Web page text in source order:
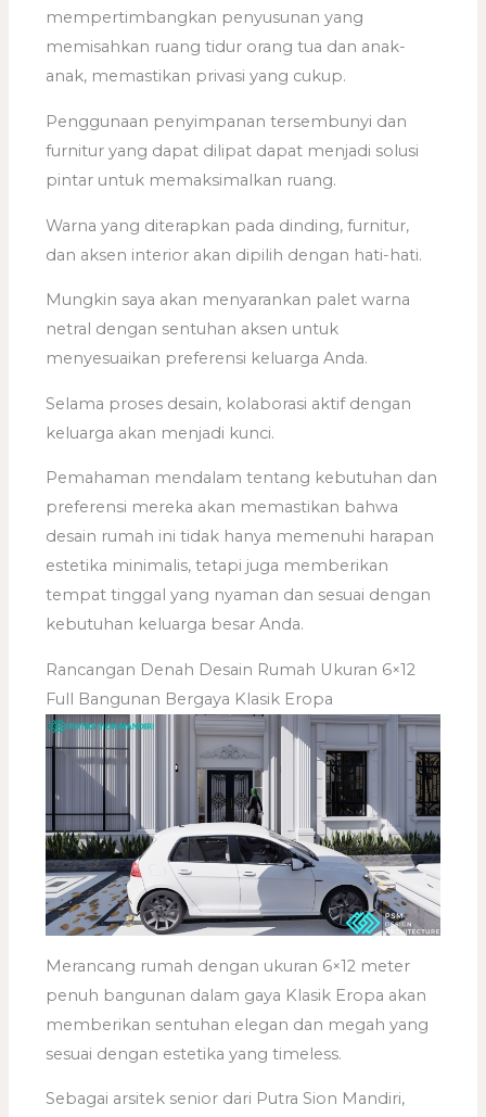
mempertimbangkan penyusunan yang
memisahkan ruang tidur orang tua dan anak-
anak, memastikan privasi yang cukup.
Penggunaan penyimpanan tersembunyi dan
furnitur yang dapat dilipat dapat menjadi solusi
pintar untuk memaksimalkan ruang.
Warna yang diterapkan pada dinding, furnitur,
dan aksen interior akan dipilih dengan hati-hati.
Mungkin saya akan menyarankan palet warna
netral dengan sentuhan aksen untuk
menyesuaikan preferensi keluarga Anda.
Selama proses desain, kolaborasi aktif dengan
keluarga akan menjadi kunci.
Pemahaman mendalam tentang kebutuhan dan
preferensi mereka akan memastikan bahwa
desain rumah ini tidak hanya memenuhi harapan
estetika minimalis, tetapi juga memberikan
tempat tinggal yang nyaman dan sesuai dengan
kebutuhan keluarga besar Anda.
Rancangan Denah Desain Rumah Ukuran 6×12
Full Bangunan Bergaya Klasik Eropa
Merancang rumah dengan ukuran 6×12 meter
penuh bangunan dalam gaya Klasik Eropa akan
memberikan sentuhan elegan dan megah yang
sesuai dengan estetika yang timeless.
Sebagai arsitek senior dari Putra Sion Mandiri,